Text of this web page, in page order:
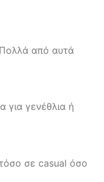
από αυτά
για γενέθλια ή
τόσο σε casual όσο